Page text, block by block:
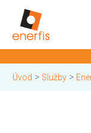
Úvod > Služby >